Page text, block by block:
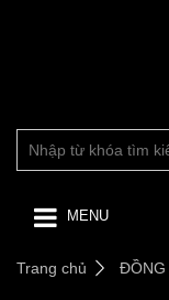
MENU
Trang chủ ĐỒNG